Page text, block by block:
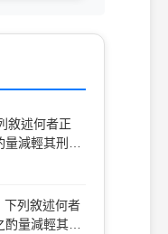
敘述何者正
減輕其刑，
以引起一般同
(C)依法
五十九條酌量
下列敘述何者